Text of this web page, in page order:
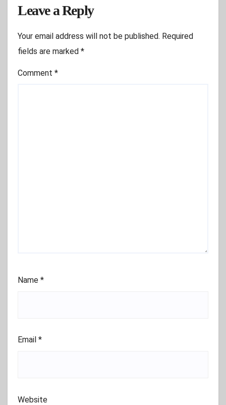
Leave a Reply
Your email address will not be published. Required
fields are marked *
Comment *
Name *
Email *
Website